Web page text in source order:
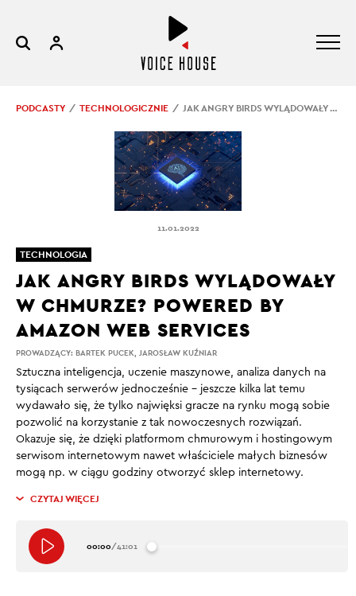
PODCASTY TECHNOLOGICZNIE JAK ANGRY BIRDS WYLĄDOWAŁY W CHMURZE? POWERED BY AMAZON WEB SERVICES
11.01.2022
PROWADZĄCY: BARTEK PUCEK, JAROSŁAW KUŹNIAR
JAK ANGRY BIRDS WYLĄDOWAŁY
W CHMURZE? POWERED BY
AMAZON WEB SERVICES
Sztuczna inteligencja, uczenie maszynowe, analiza danych na
tysiącach serwerów jednocześnie – jeszcze kilka lat temu
wydawało się, że tylko najwięksi gracze na rynku mogą sobie
pozwolić na korzystanie z tak nowoczesnych rozwiązań.
Okazuje się, że dzięki platformom chmurowym i hostingowym
serwisom internetowym nawet właściciele małych biznesów
mogą np. w ciągu godziny otworzyć sklep internetowy.
CZYTAJ WIĘCEJ
00:00/41:01
TECHNOLOGIA